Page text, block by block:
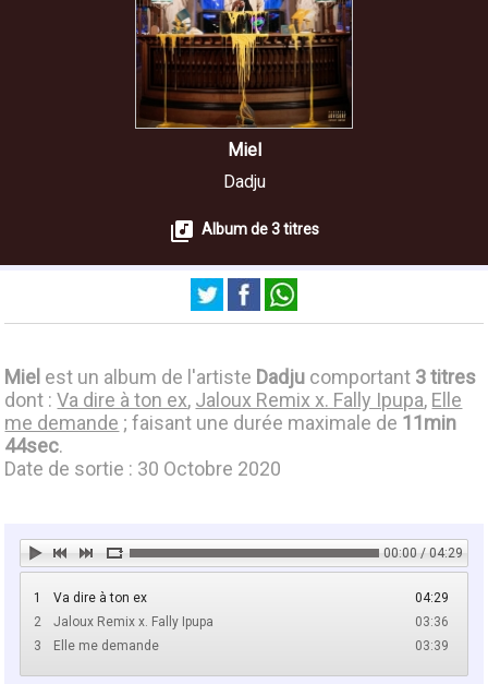
Miel
Dadju
Album de 3 titres
Miel est un album de l'artiste Dadju comportant 3 titres
dont :Va dire à ton ex, Jaloux Remix x. Fally Ipupa, Elle
me demande ; faisant une durée maximale de 11min
44sec.
Date de sortie : 30 Octobre 2020
00:00 / 04:29
1 04:29
Va dire à ton ex
2
03:36
Jaloux Remix x. Fally Ipupa
3
03:39
Elle me demande